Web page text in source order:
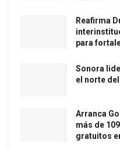
Reafirma
para
Sonora
el norte
Arranca
más de
gratuitos